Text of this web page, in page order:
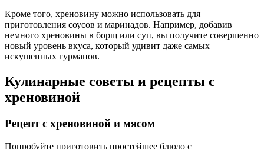
Кроме того, хреновину можно использовать для
приготовления соусов и маринадов. Например, добавив
немного хреновины в борщ или суп, вы получите совершенно
новый уровень вкуса, который удивит даже самых
искушенных гурманов.
Кулинарные советы и рецепты с
хреновиной
Рецепт с хреновиной и мясом
Попробуйте приготовить простейшее блюдо с